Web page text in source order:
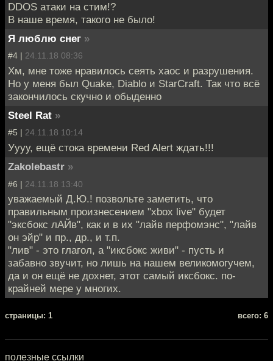
DDOS атаки на стим!?
В наше время, такого не было!
Я люблю снег »
#4 | 24.11.18 08:36
Хм, мне тоже нравилось сеять хаос и разрушения.
Но у меня был Quake, Diablo и StarCraft. Так что всё
закончилось скучно и обыденно
Steel Rat »
#5 | 24.11.18 10:14
Уууу, ещё стока времени Red Alert ждать!!!
Zakolebastr »
#6 | 24.11.18 13:40
уважаемый Д.Ю.! позвольте заметить, что
правильным произнесением "xbox live" будет
"эксбокс лАЙв", как и в их "лайв перфомэнс", "лайв
он эйр" и пр., др., и т.п.
"лив" - это глагол, а "иксбокс живи" - пусть и
забавно звучит, но лишь на нашем великомогучем,
да и он ещё не дохнет, этот самый иксбокс. по-
крайней мере у многих.
cтраницы: 1 всего: 6
полезные ссылки